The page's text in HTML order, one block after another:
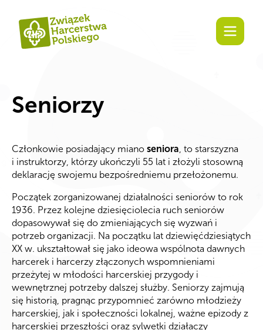
Seniorzy
Członkowie posiadający miano seniora, to starszyzna
i instruktorzy, którzy ukończyli 55 lat i złożyli stosowną
deklarację swojemu bezpośredniemu przełożonemu.
Początek zorganizowanej działalności seniorów to rok
1936. Przez kolejne dziesięciolecia ruch seniorów
dopasowywał się do zmieniających się wyzwań i
potrzeb organizacji. Na początku lat dziewięćdziesiątych
XX w. ukształtował się jako ideowa wspólnota dawnych
harcerek i harcerzy złączonych wspomnieniami
przeżytej w młodości harcerskiej przygody i
wewnętrznej potrzeby dalszej służby. Seniorzy zajmują
się historią, pragnąc przypomnieć zarówno młodzieży
harcerskiej, jak i społeczności lokalnej, ważne epizody z
harcerskiej przeszłości oraz sylwetki działaczy